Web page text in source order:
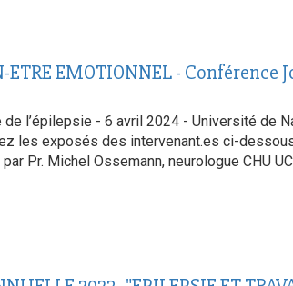
ETRE EMOTIONNEL - Conférence
l’épilepsie - 6 avril 2024 - Université de
les exposés des intervenant.es ci-
Pr. Michel Ossemann, neurologue CHU